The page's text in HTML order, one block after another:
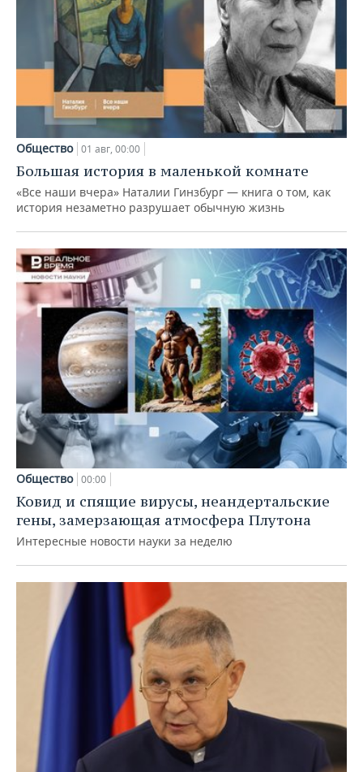
Общество 01 авг, 00:00
Большая история в маленькой комнате
«Все наши вчера» Наталии Гинзбург — книга о том, как
история незаметно разрушает обычную жизнь
Общество 00:00
Ковид и спящие вирусы, неандертальские
гены, замерзающая атмосфера Плутона
Интересные новости науки за неделю